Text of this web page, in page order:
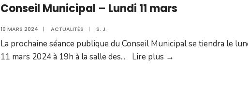
Conseil Municipal – Lundi 11 mars
10 MARS 2024 | ACTUALITÉS | S. J.
La prochaine séance publique du Conseil Municipal se tiendra le
11 mars 2024 à 19h à la salle des... Lire plus →